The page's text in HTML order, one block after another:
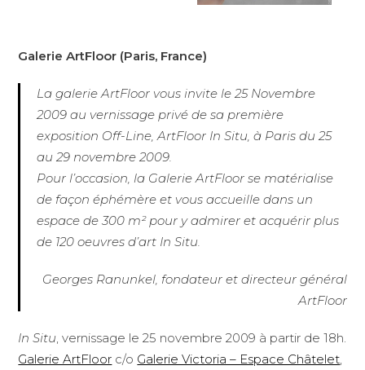
Galerie ArtFloor (Paris, France)
La galerie ArtFloor vous invite le 25 Novembre
2009 au vernissage privé de sa première
exposition Off-Line, ArtFloor In Situ, à Paris du 25
au 29 novembre 2009.
Pour l’occasion, la Galerie ArtFloor se matérialise
de façon éphémère et vous accueille dans un
espace de 300 m² pour y admirer et acquérir plus
de 120 oeuvres d’art In Situ.
Georges Ranunkel, fondateur et directeur général
ArtFloor
In Situ, vernissage le 25 novembre 2009 à partir de 18h.
Galerie ArtFloor c/o Galerie Victoria – Espace Châtelet,